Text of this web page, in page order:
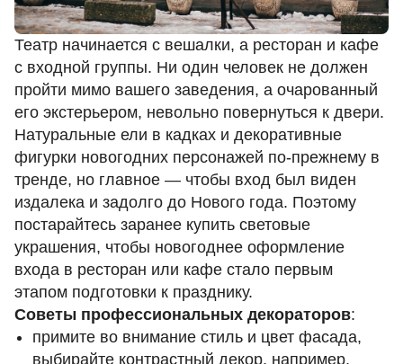
Театр начинается с вешалки, а ресторан и кафе
с входной группы. Ни один человек не должен
пройти мимо вашего заведения, а очарованный
его экстерьером, невольно повернуться к двери.
Натуральные ели в кадках и декоративные
фигурки новогодних персонажей по-прежнему в
тренде, но главное — чтобы вход был виден
издалека и задолго до Нового года. Поэтому
постарайтесь заранее купить световые
украшения, чтобы новогоднее оформление
входа в ресторан или кафе стало первым
этапом подготовки к празднику.
Советы профессиональных декораторов:
примите во внимание стиль и цвет фасада,
выбирайте контрастный декор, например,